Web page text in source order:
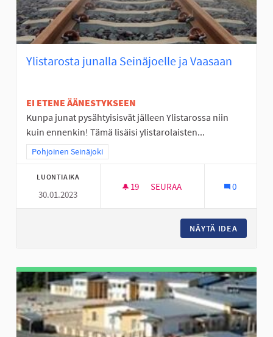
Ylistarosta junalla Seinäjoelle ja Vaasaan
EI ETENE ÄÄNESTYKSEEN
Kunpa junat pysähtyisisvät jälleen Ylistarossa niin
kuin ennenkin! Tämä lisäisi ylistarolaisten...
Rajaa tulokset teeman mukaan: Pohjoinen Seinäjoki
Pohjoinen Seinäjoki
LUONTIAIKA
30.01.2023
19 19 SEURAAJAA
SEURAA 0
NÄYTÄ IDEA